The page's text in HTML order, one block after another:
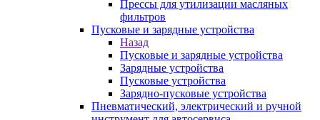
Прессы для утилизации масляных
фильтров
Пусковые и зарядные устройства
Назад
Пусковые и зарядные устройства
Зарядные устройства
Пусковые устройства
Зарядно-пусковые устройства
Пневматический, электрический и ручной